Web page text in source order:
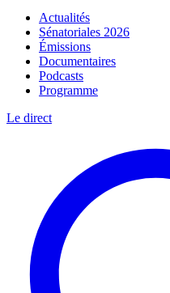
Actualités
Sénatoriales 2026
Émissions
Documentaires
Podcasts
Programme
Le direct